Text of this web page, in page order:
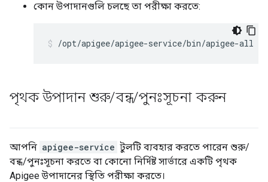
কোন উপাদানগুলি চলছে তা পরীক্ষা করতে:
/opt/apigee/apigee-service/bin/apigee-all
পৃথক উপাদান শুরু/বন্ধ/পুনঃসূচনা করুন
আপনি apigee-service টুলটি ব্যবহার করতে পারেন শুরু/
বন্ধ/পুনঃসূচনা করতে বা কোনো নির্দিষ্ট সার্ভারে একটি পৃথক
Apigee উপাদানের স্থিতি পরীক্ষা করতে।